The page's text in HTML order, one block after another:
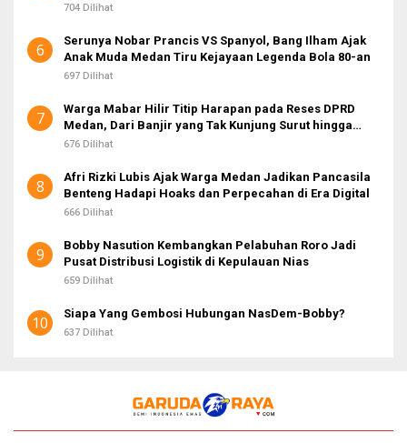
704 Dilihat
6
Serunya Nobar Prancis VS Spanyol, Bang Ilham Ajak
Anak Muda Medan Tiru Kejayaan Legenda Bola 80-an
697 Dilihat
7
Warga Mabar Hilir Titip Harapan pada Reses DPRD
Medan, Dari Banjir yang Tak Kunjung Surut hingga
Layanan IKD
676 Dilihat
8
Afri Rizki Lubis Ajak Warga Medan Jadikan Pancasila
Benteng Hadapi Hoaks dan Perpecahan di Era Digital
666 Dilihat
9
Bobby Nasution Kembangkan Pelabuhan Roro Jadi
Pusat Distribusi Logistik di Kepulauan Nias
659 Dilihat
10 Siapa Yang Gembosi Hubungan NasDem-Bobby?
637 Dilihat